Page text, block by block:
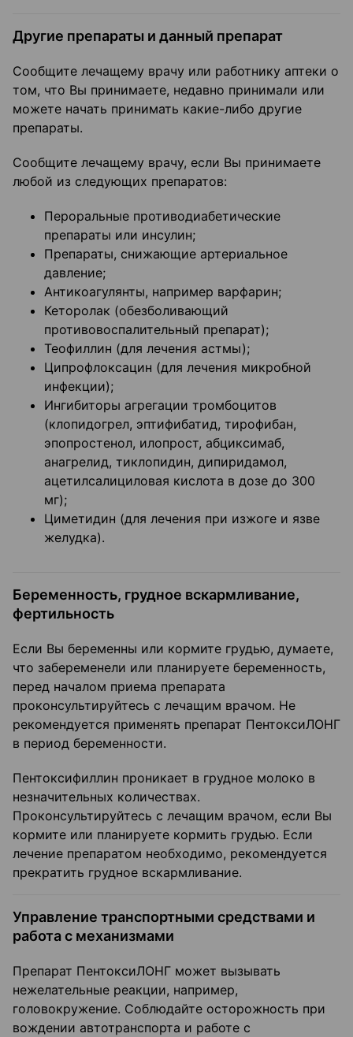
Другие препараты и данный препарат
Сообщите лечащему врачу или работнику аптеки о
том, что Вы принимаете, недавно принимали или
можете начать принимать какие-либо другие
препараты.
Сообщите лечащему врачу, если Вы принимаете
любой из следующих препаратов:
Пероральные противодиабетические
препараты или инсулин;
Препараты, снижающие артериальное
давление;
Антикоагулянты, например варфарин;
Кеторолак (обезболивающий
противовоспалительный препарат);
Теофиллин (для лечения астмы);
Ципрофлоксацин (для лечения микробной
инфекции);
Ингибиторы агрегации тромбоцитов
(клопидогрел, эптифибатид, тирофибан,
эпопростенол, илопрост, абциксимаб,
анагрелид, тиклопидин, дипиридамол,
ацетилсалициловая кислота в дозе до 300
мг);
Циметидин (для лечения при изжоге и язве
желудка).
Беременность, грудное вскармливание,
фертильность
Если Вы беременны или кормите грудью, думаете,
что забеременели или планируете беременность,
перед началом приема препарата
проконсультируйтесь с лечащим врачом. Не
рекомендуется применять препарат ПентоксиЛОНГ
в период беременности.
Пентоксифиллин проникает в грудное молоко в
незначительных количествах.
Проконсультируйтесь с лечащим врачом, если Вы
кормите или планируете кормить грудью. Если
лечение препаратом необходимо, рекомендуется
прекратить грудное вскармливание.
Управление транспортными средствами и
работа с механизмами
Препарат ПентоксиЛОНГ может вызывать
нежелательные реакции, например,
головокружение. Соблюдайте осторожность при
вождении автотранспорта и работе с